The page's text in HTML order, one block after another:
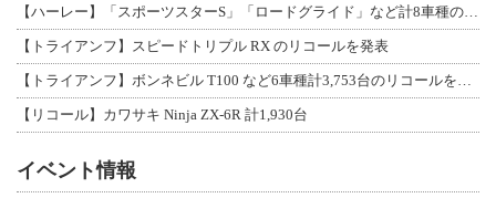
【トライアンフ】スピードトリプル RX のリコールを発表
【リコール】カワサキ Ninja ZX-6R 計1,930台
イベント情報